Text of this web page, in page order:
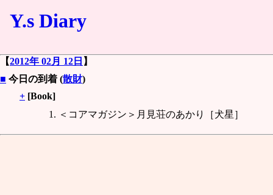
Y.s Diary
【2012年 02月 12日 】
■ 今日の到着 (散財)
+ [Book]
＜コアマガジン＞月見荘のあかり［犬星］